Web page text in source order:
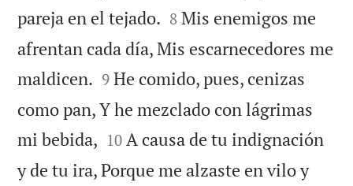
pareja en el tejado. 

8 Mis enemigos me
afrentan cada día, Mis escarnecedores me
maldicen. 

9 He comido, pues, cenizas
como pan, Y he mezclado con lágrimas
mi bebida, 

10 A causa de tu indignación
y de tu ira, Porque me alzaste en vilo y